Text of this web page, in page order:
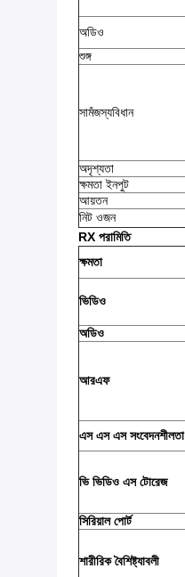
অডিও
শুঙ্গ
সামঁজস্যবিধান
অদৃশ্যতা
ক্ষমতা ইনপুট
আয়তন
নিট ওজন
RX পরামিতি
ক্ষমতা
ভিডিও
অডিও
আরএফ
এস এস এস সংবেদনশীলতা
ভি ভিডিও এস টোরেজ
সিরিয়াল পোর্ট
শারীরিক বৈশিষ্ট্যাবলী